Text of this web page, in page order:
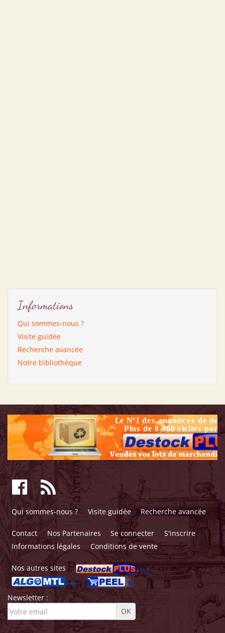
Informations
Qui sommes-nous ?
Visite guidée
Recherche avancée
Notre bibliothèque
Qui sommes-nous ? Visite guidée Recherche avancée
Contact Nos Partenaires Se connecter
S'inscrire
Informations légales
Conditions de vente
Nos autres sites
Newsletter :